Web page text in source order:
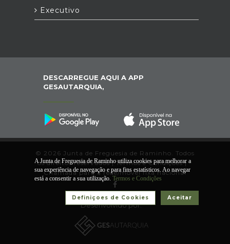
Executivo
DESCARREGUE AQUI A APP
GESAUTARQUIA,
© 2026 Junta de Freguesia de Raminho. Todos
os direitos reservados |Termos e Condições|*
Chamada para a rede/móvel fixa nacional
Desenvolvido por:
A Junta de Freguesia de Raminho utiliza cookies para melhorar a
sua experiência de navegação e para fins estatísticos. Ao navegar
está a consentir a sua utilização. Termos e Condições
Aceitar
Definiçoes de Cookies